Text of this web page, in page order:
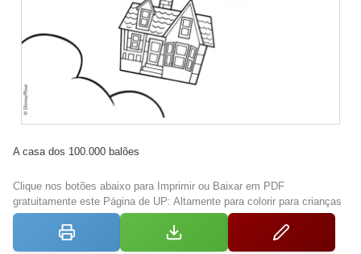
A casa dos 100.000 balões
Clique nos botões abaixo para Imprimir ou Baixar em PDF
gratuitamente este Página de UP: Altamente para colorir para crianças